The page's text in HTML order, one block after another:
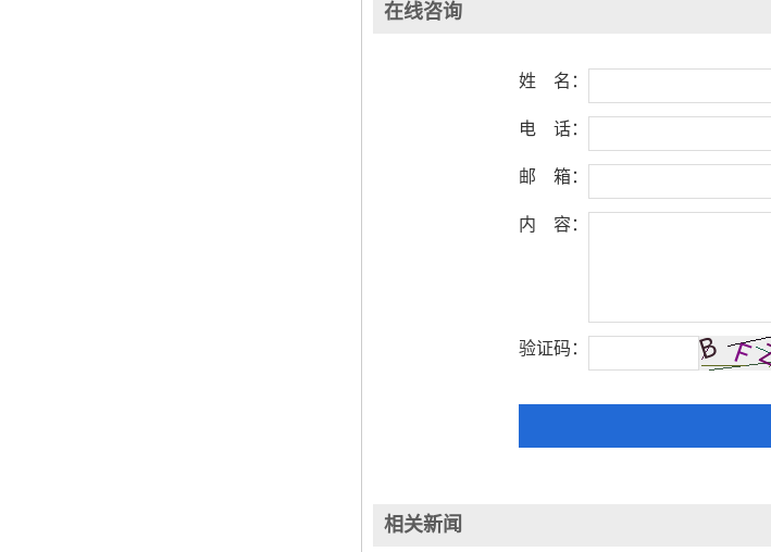
在线咨询
姓 名：
电 话：
邮 箱：
内 容：
验证码：
相关新闻